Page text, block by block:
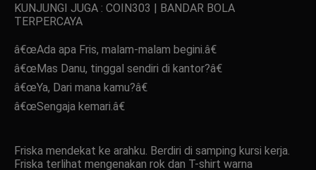
KUNJUNGI JUGA : COIN303 | BANDAR BOLA
TERPERCAYA
â€œAda apa Fris, malam-malam begini.â€
â€œMas Danu, tinggal sendiri di kantor?â€
â€œYa, Dari mana kamu?â€
â€œSengaja kemari.â€
Friska mendekat ke arahku. Berdiri di samping kursi kerja.
Friska terlihat mengenakan rok dan T-shirt warna